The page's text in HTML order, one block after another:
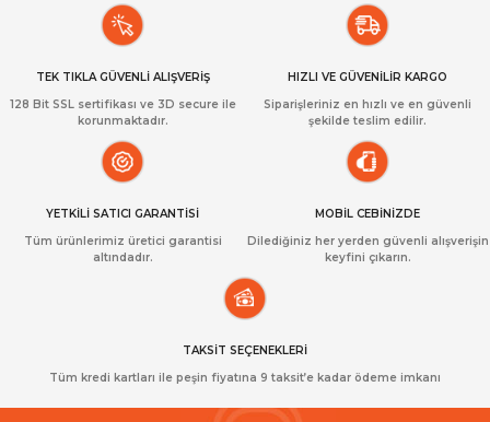
TEK TIKLA GÜVENLİ ALIŞVERİŞ
128 Bit SSL sertifikası ve 3D secure ile
korunmaktadır.
HIZLI VE GÜVENİLİR KARGO
Siparişleriniz en hızlı ve en güvenli
şekilde teslim edilir.
YETKİLİ SATICI GARANTİSİ
Tüm ürünlerimiz üretici garantisi
altındadır.
MOBİL CEBİNİZDE
Dilediğiniz her yerden güvenli alışverişin
keyfini çıkarın.
TAKSİT SEÇENEKLERİ
Tüm kredi kartları ile peşin fiyatına 9 taksit’e kadar ödeme imkanı